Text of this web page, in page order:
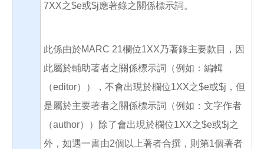
7XX之$e或$j應著錄之關係標示詞。
此係由於MARC 21欄位1XX乃著錄主要款目，因
此屬於輔助著者之關係標示詞（例如：編輯
（editor）），不會出現於欄位1XX之$e或$j，但
是屬於主要著者之關係標示詞（例如：文字作者
（author））除了會出現於欄位1XX之$e或$j之
外，如遇一書由2個以上著者合撰，則第1個著者